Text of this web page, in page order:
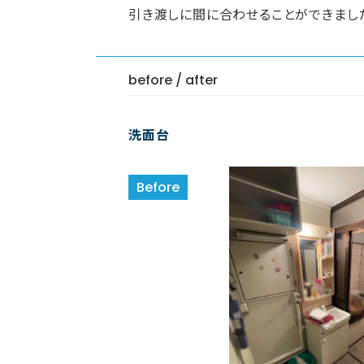
引き渡しに間に合わせることができまし
before / after
洗面台